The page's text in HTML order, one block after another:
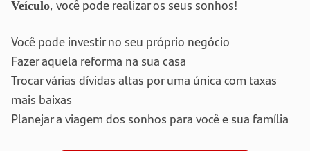
Veículo, você pode realizar os seus sonhos!
Você pode investir no seu próprio negócio
Fazer aquela reforma na sua casa
Trocar várias dívidas altas por uma única com taxas
mais baixas
Planejar a viagem dos sonhos para você e sua família